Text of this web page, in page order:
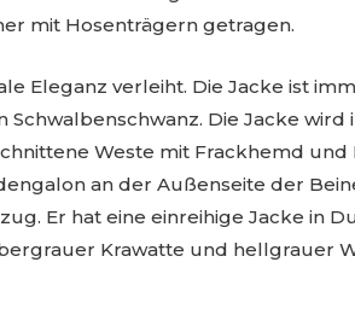
mit Hosenträgern getragen.
Eleganz verleiht. Die Jacke ist
Die Jacke wird
Weste mit Frackhemd und
an der Außenseite der
Er hat eine einreihige Jacke in
Krawatte und hellgrauer